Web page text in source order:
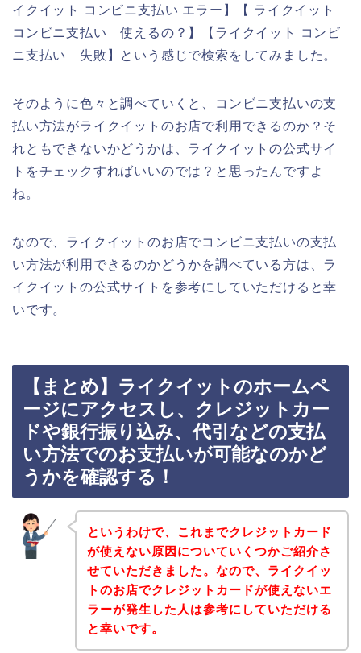
イクイット コンビニ支払い エラー】【 ライクイット
コンビニ支払い 使えるの？】【ライクイット コンビ
ニ支払い 失敗】という感じで検索をしてみました。
そのように色々と調べていくと、コンビニ支払いの支
払い方法がライクイットのお店で利用できるのか？そ
れともできないかどうかは、ライクイットの公式サイ
トをチェックすればいいのでは？と思ったんですよ
ね。
なので、ライクイットのお店でコンビニ支払いの支払
い方法が利用できるのかどうかを調べている方は、ラ
イクイットの公式サイトを参考にしていただけると幸
いです。
【まとめ】ライクイットのホームペ
ージにアクセスし、クレジットカー
ドや銀行振り込み、代引などの支払
い方法でのお支払いが可能なのかど
うかを確認する！
というわけで、これまでクレジットカード
が使えない原因についていくつかご紹介さ
せていただきました。なので、ライクイッ
トのお店でクレジットカードが使えないエ
ラーが発生した人は参考にしていただける
と幸いです。